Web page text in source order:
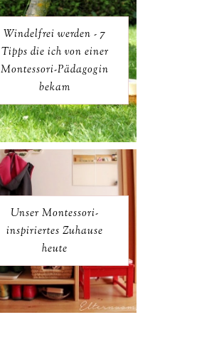
Windelfrei werden - 7
Tipps die ich von einer
Montessori-Pädagogin
bekam
Unser Montessori-
inspiriertes Zuhause
heute